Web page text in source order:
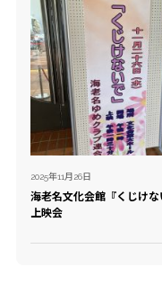
2025年11月26日
海老名文化会館『くじけな
上映会